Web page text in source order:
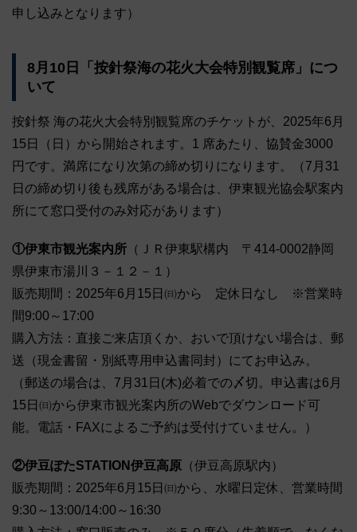
申し込みとなります）
8月10日「按針祭海の花火大会特別観覧席」につ
いて
按針祭 海の花火大会特別観覧席のチケットが、2025年6月
15日（日）から開始されます。1 席あたり、協賛金3000
円です。満席になり次第の締め切りになります。（7月31
日の締め切り後も残席がある場合は、伊東観光協会駅案内
所にて窓口受付のみ対応があります）
①伊東市観光案内所 （ＪＲ伊東駅構内 〒414-0002静岡
県伊東市湯川３－１２－１）
販売期間：2025年6月15日㈰から 定休日なし ※営業時
間9:00～17:00
購入方法：直接ご来店頂くか、おいで頂けない場合は、郵
送（現金書留・別紙専用申込書同封）にてお申込み。
（郵送の場合は、7月31日(木)必着での〆切。申込書は6月
15日㈰から伊東市観光案内所のWebでダウンロード可
能。電話・FAXによるご予約は受付けていません。）
②伊豆ぽたSTATION伊豆高原 （伊豆高原駅内）
販売期間：2025年6月15日㈰から、水曜日定休、営業時間
9:30～13:00/14:00～16:30